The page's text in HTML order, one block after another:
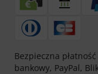
Bezpieczna
bankowy, PayPal,